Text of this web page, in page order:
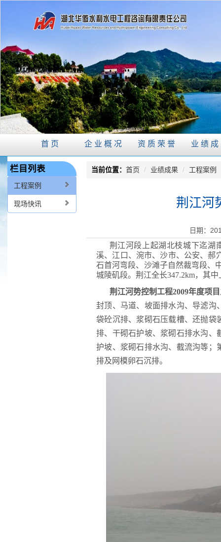
首页 企业概况 资质荣誉 业绩
栏目列表
工程案例
现场快讯
当前位置： 首页 / 业绩成果 / 工程案例
荆江河
日期：
荆江河段上起湖北枝城下迄湖
溪、江口、涴市、沙市、公安、郝
石首河弯段、沙滩子自然裁弯段、
城陵矶段。荆江全长347.2km，其
荆江河势控制工程2009年度项目
封顶、马道、坡面排水沟、导滤沟
袋砼沉排、浆砌石压载槽、还抛袋
排、干砌石护坡、浆砌石排水沟、
护坡、浆砌石排水沟、截流沟等；
排及网模卵石沉排。